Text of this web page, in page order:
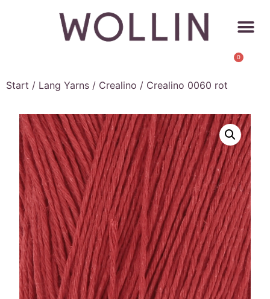
0
Start / Lang Yarns / Crealino / Crealino 0060 rot